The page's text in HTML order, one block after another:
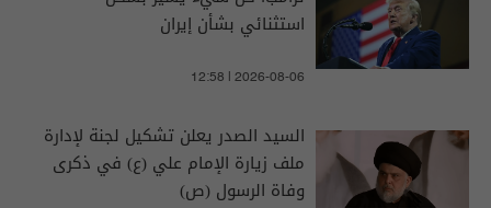
استثنائي بشأن إيران
12:58 | 2026-08-06
السيد الصدر يعلن تشكيل لجنة لإدارة
ملف زيارة الإمام علي (ع) في ذكرى
وفاة الرسول (ص)